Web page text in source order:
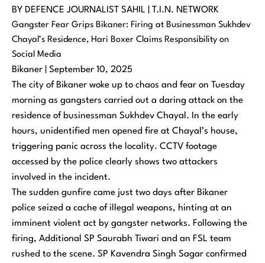
BY DEFENCE JOURNALIST SAHIL | T.I.N. NETWORK
Gangster Fear Grips Bikaner: Firing at Businessman Sukhdev
Chayal’s Residence, Hari Boxer Claims Responsibility on
Social Media
Bikaner | September 10, 2025
The city of Bikaner woke up to chaos and fear on Tuesday
morning as gangsters carried out a daring attack on the
residence of businessman Sukhdev Chayal. In the early
hours, unidentified men opened fire at Chayal’s house,
triggering panic across the locality. CCTV footage
accessed by the police clearly shows two attackers
involved in the incident.
The sudden gunfire came just two days after Bikaner
police seized a cache of illegal weapons, hinting at an
imminent violent act by gangster networks. Following the
firing, Additional SP Saurabh Tiwari and an FSL team
rushed to the scene. SP Kavendra Singh Sagar confirmed